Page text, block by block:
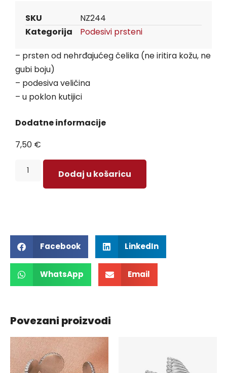
SKU NZ244
Kategorija Podesivi prsteni
– prsten od nehrđajućeg čelika (ne iritira kožu, ne
gubi boju)
– podesiva veličina
– u poklon kutijici
Dodatne informacije
7,50 €
Dodaj u košaricu
Facebook LinkedIn
WhatsApp Email
Povezani proizvodi